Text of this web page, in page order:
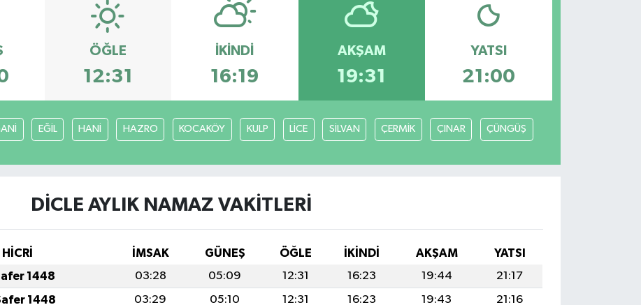
ÖĞLE
12:31
İKINDI
16:19
AKŞAM
19:31
YATSI
21:00
EĞİL HANİ HAZRO KOCAKÖY KULP LİCE SİLVAN ÇERMİK ÇINAR ÇÜNGÜŞ
DİCLE AYLIK NAMAZ VAKITLERI
HİCRİ İMSAK GÜNEŞ ÖĞLE İKINDI AKŞAM
YATSI
1448 03:28 05:09 12:31 16:23 19:44
21:17
1448 03:29 05:10 12:31 16:23 19:43
21:16